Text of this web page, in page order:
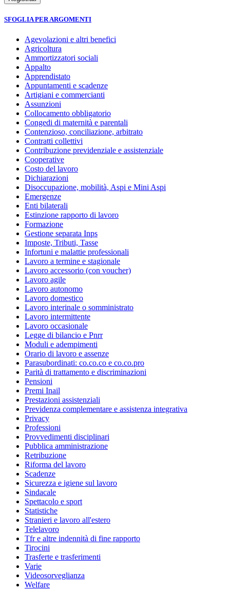
SFOGLIA PER ARGOMENTI
Agevolazioni e altri benefici
Agricoltura
Ammortizzatori sociali
Appalto
Apprendistato
Appuntamenti e scadenze
Artigiani e commercianti
Assunzioni
Collocamento obbligatorio
Congedi di maternità e parentali
Contenzioso, conciliazione, arbitrato
Contratti collettivi
Contribuzione previdenziale e assistenziale
Cooperative
Costo del lavoro
Dichiarazioni
Disoccupazione, mobilità, Aspi e Mini Aspi
Emergenze
Enti bilaterali
Estinzione rapporto di lavoro
Formazione
Gestione separata Inps
Imposte, Tributi, Tasse
Infortuni e malattie professionali
Lavoro a termine e stagionale
Lavoro accessorio (con voucher)
Lavoro agile
Lavoro autonomo
Lavoro domestico
Lavoro interinale o somministrato
Lavoro intermittente
Lavoro occasionale
Legge di bilancio e Pnrr
Moduli e adempimenti
Orario di lavoro e assenze
Parasubordinati: co.co.co e co.co.pro
Parità di trattamento e discriminazioni
Pensioni
Premi Inail
Prestazioni assistenziali
Previdenza complementare e assistenza integrativa
Privacy
Professioni
Provvedimenti disciplinari
Pubblica amministrazione
Retribuzione
Riforma del lavoro
Scadenze
Sicurezza e igiene sul lavoro
Sindacale
Spettacolo e sport
Statistiche
Stranieri e lavoro all'estero
Telelavoro
Tfr e altre indennità di fine rapporto
Tirocini
Trasferte e trasferimenti
Varie
Videosorveglianza
Welfare